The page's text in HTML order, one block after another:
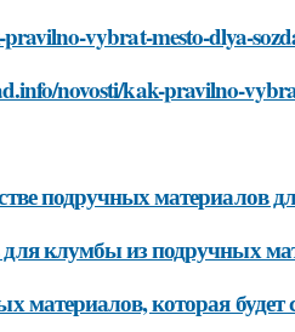
vybrat-mesto-dlya-
novosti/kak-pravilno-
подручных материалов
клумбы из подручных
материалов, которая будет